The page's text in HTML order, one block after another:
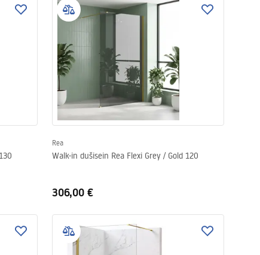
Rea
Walk-in dušisein Rea Flexi Grey / Gold 120
306,00 €